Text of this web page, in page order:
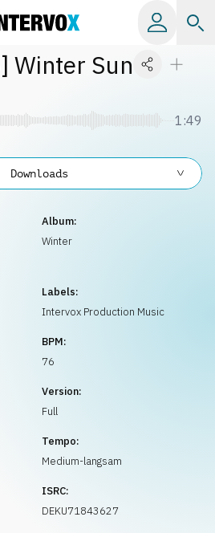
] Winter Sun
1:49
Album:
Winter
Labels:
Intervox Production Music
BPM:
76
Version:
Full
Tempo:
Medium-langsam
ISRC:
DEKU71843627
Downloads